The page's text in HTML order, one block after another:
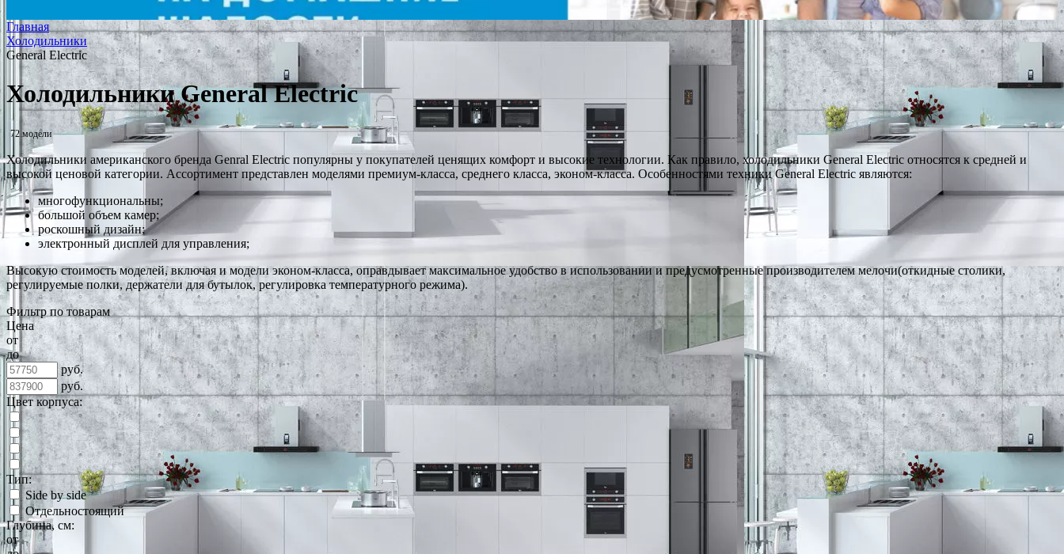
Главная
Холодильники
General Electric
Холодильники General Electric
72 модели
Холодильники американского бренда Genral Electric популярны у покупателей ценящих комфорт и высокие технологии. Как правило, холодильники General Electric относятся к средней и
высокой ценовой категории. Ассортимент представлен моделями премиум-класса, среднего класса, эконом-класса. Особенностями техники General Electric являются:
многофункциональны;
большой объем камер;
роскошный дизайн;
электронный дисплей для управления;
Высокую стоимость моделей, включая и модели эконом-класса, оправдывает максимальное удобство в использовании и предусмотренные производителем мелочи(откидные столики,
регулируемые полки, держатели для бутылок, регулировка температурного режима).
Фильтр по товарам
Цена
от
до
руб.
руб.
Цвет корпуса:
Тип:
Side by side
Отдельностоящий
Глубина, см:
от